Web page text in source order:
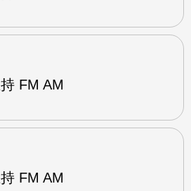
FM AM
FM AM